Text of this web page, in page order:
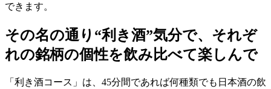
できます。
その名の通り“利き酒”気分で、それぞ
れの銘柄の個性を飲み比べて楽しんで
「利き酒コース」は、 45分間であれば何種類でも日本酒の飲